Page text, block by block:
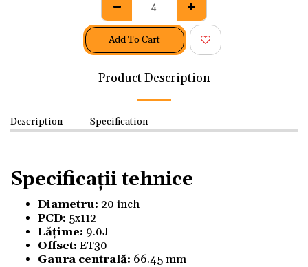
Add To Cart
Product Description
Description Specification
Specificații tehnice
Diametru: 20 inch
PCD: 5x112
Lățime: 9.0J
Offset: ET30
Gaura centrală: 66.45 mm